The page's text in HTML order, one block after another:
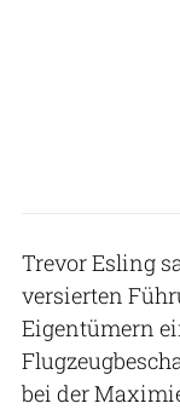
Trevor Esling
versierten
Eigentümern
bei der